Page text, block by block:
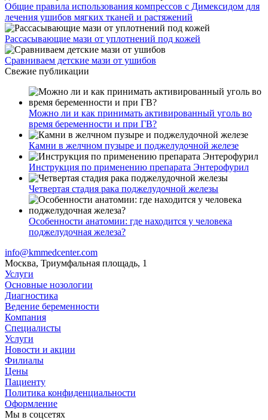
Общие правила использования компрессов с Димексидом для
лечения ушибов мягких тканей и растяжений
Рассасывающие мази от уплотнений под кожей
Сравниваем детские мази от ушибов
Свежие публикации
Можно ли и как принимать активированный уголь во
время беременности и при ГВ?
Камни в желчном пузыре и поджелудочной железе
Инструкция по применению препарата Энтерофурил
Четвертая стадия рака поджелудочной железы
Особенности анатомии: где находится у человека
поджелудочная железа?
info@kmmedcenter.com
Москва, Триумфальная площадь, 1
Услуги
Основные нозологии
Диагностика
Ведение беременности
Компания
Специалисты
Услуги
Новости и акции
Филиалы
Цены
Пациенту
Политика конфиденциальности
Оформление
Мы в соцсетях